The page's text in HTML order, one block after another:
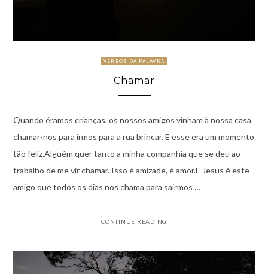
VERBOS DA PALAVRA
Chamar
Quando éramos crianças, os nossos amigos vinham à nossa casa
chamar-nos para irmos para a rua brincar. E esse era um momento
tão feliz.Alguém quer tanto a minha companhia que se deu ao
trabalho de me vir chamar. Isso é amizade, é amor.E Jesus é este
amigo que todos os dias nos chama para sairmos …
CONTINUE READING